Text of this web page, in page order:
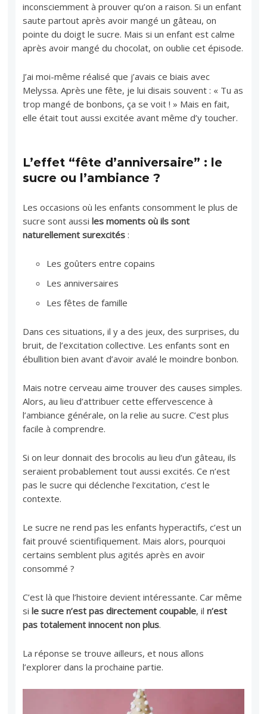
inconsciemment à prouver qu’on a raison. Si un enfant
saute partout après avoir mangé un gâteau, on
pointe du doigt le sucre. Mais si un enfant est calme
après avoir mangé du chocolat, on oublie cet épisode.
J’ai moi-même réalisé que j’avais ce biais avec
Melyssa. Après une fête, je lui disais souvent : « Tu as
trop mangé de bonbons, ça se voit ! » Mais en fait,
elle était tout aussi excitée avant même d’y toucher.
L’effet “fête d’anniversaire” : le
sucre ou l’ambiance ?
Les occasions où les enfants consomment le plus de
sucre sont aussiles moments où ils sont
naturellement surexcités :
Les goûters entre copains
Les anniversaires
Les fêtes de famille
Dans ces situations, il y a des jeux, des surprises, du
bruit, de l’excitation collective. Les enfants sont en
ébullition bien avant d’avoir avalé le moindre bonbon.
Mais notre cerveau aime trouver des causes simples.
Alors, au lieu d’attribuer cette effervescence à
l’ambiance générale, on la relie au sucre. C’est plus
facile à comprendre.
Si on leur donnait des brocolis au lieu d’un gâteau, ils
seraient probablement tout aussi excités. Ce n’est
pas le sucre qui déclenche l’excitation, c’est le
contexte.
Le sucre ne rend pas les enfants hyperactifs, c’est un
fait prouvé scientifiquement. Mais alors, pourquoi
certains semblent plus agités après en avoir
consommé ?
C’est là que l’histoire devient intéressante. Car même
sile sucre n’est pas directement coupable, iln’est
pas totalement innocent non plus.
La réponse se trouve ailleurs, et nous allons
l’explorer dans la prochaine partie.